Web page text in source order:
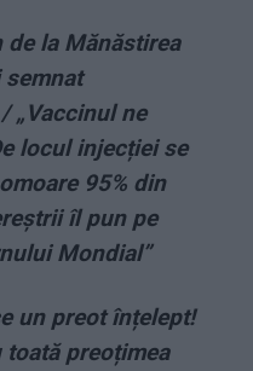
de la Mănăstirea
semnat
„Vaccinul ne
locul injecției se
95% din
îl pun pe
Mondial”
un preot înțelept!
preoțimea